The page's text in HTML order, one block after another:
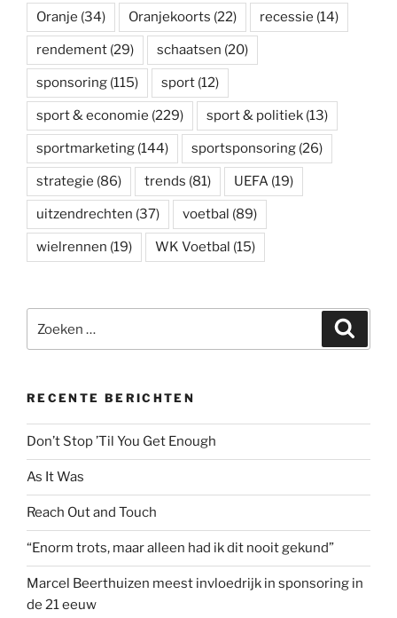
Oranje (34) Oranjekoorts (22) recessie (14)
rendement (29) schaatsen (20)
sponsoring (115) sport (12)
sport & economie (229) sport & politiek (13)
sportmarketing (144) sportsponsoring (26)
strategie (86) trends (81) UEFA (19)
uitzendrechten (37) voetbal (89)
wielrennen (19) WK Voetbal (15)
naar:
RECENTE BERICHTEN
Don’t Stop ’Til You Get Enough
As It Was
Reach Out and Touch
“Enorm trots, maar alleen had ik dit nooit gekund”
Marcel Beerthuizen meest invloedrijk in sponsoring in
de 21 eeuw